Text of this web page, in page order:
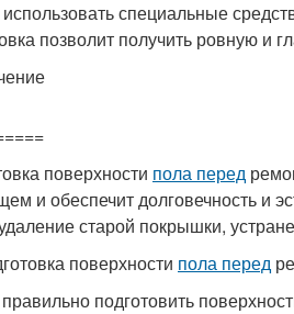
специальные
позволит получить ровную и
поверхности пола перед
и обеспечит долговечность и
старой покрышки,
поверхности пола перед
подготовить